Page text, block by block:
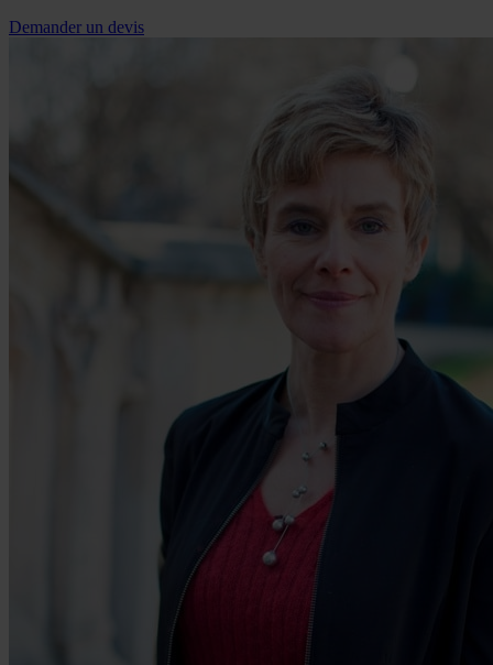
Demander un devis